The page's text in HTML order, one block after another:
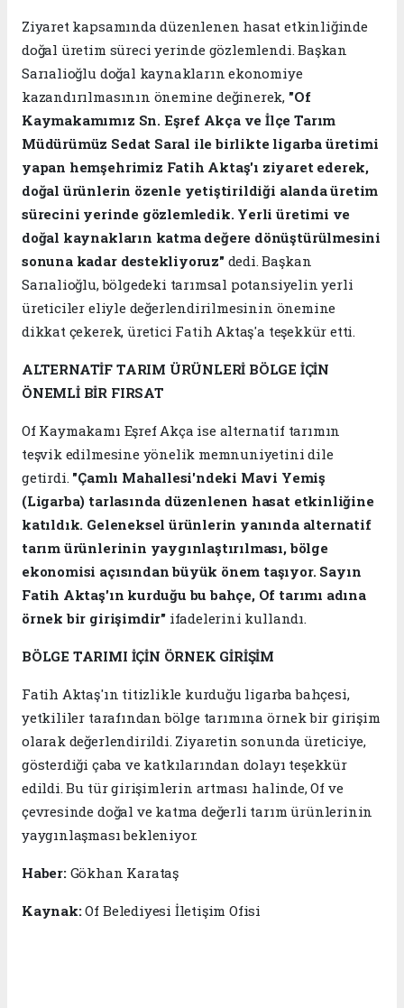
Ziyaret kapsamında düzenlenen hasat etkinliğinde
doğal üretim süreci yerinde gözlemlendi. Başkan
Sarıalioğlu doğal kaynakların ekonomiye
kazandırılmasının önemine değinerek, "Of
Kaymakamımız Sn. Eşref Akça ve İlçe Tarım
Müdürümüz Sedat Saral ile birlikte ligarba üretimi
yapan hemşehrimiz Fatih Aktaş'ı ziyaret ederek,
doğal ürünlerin özenle yetiştirildiği alanda üretim
sürecini yerinde gözlemledik. Yerli üretimi ve
doğal kaynakların katma değere dönüştürülmesini
sonuna kadar destekliyoruz"dedi. Başkan
Sarıalioğlu, bölgedeki tarımsal potansiyelin yerli
üreticiler eliyle değerlendirilmesinin önemine
dikkat çekerek, üretici Fatih Aktaş'a teşekkür etti.
ALTERNATİF TARIM ÜRÜNLERİ BÖLGE İÇİN
ÖNEMLİ BİR FIRSAT
Of Kaymakamı Eşref Akça ise alternatif tarımın
teşvik edilmesine yönelik memnuniyetini dile
getirdi. "Çamlı Mahallesi'ndeki Mavi Yemiş
(Ligarba) tarlasında düzenlenen hasat etkinliğine
katıldık. Geleneksel ürünlerin yanında alternatif
tarım ürünlerinin yaygınlaştırılması, bölge
ekonomisi açısından büyük önem taşıyor. Sayın
Fatih Aktaş'ın kurduğu bu bahçe, Of tarımı adına
örnek bir girişimdir"ifadelerini kullandı.
BÖLGE TARIMI İÇİN ÖRNEK GİRİŞİM
Fatih Aktaş'ın titizlikle kurduğu ligarba bahçesi,
yetkililer tarafından bölge tarımına örnek bir girişim
olarak değerlendirildi. Ziyaretin sonunda üreticiye,
gösterdiği çaba ve katkılarından dolayı teşekkür
edildi. Bu tür girişimlerin artması halinde, Of ve
çevresinde doğal ve katma değerli tarım ürünlerinin
yaygınlaşması bekleniyor.
Haber:Gökhan Karataş
Kaynak:Of Belediyesi İletişim Ofisi